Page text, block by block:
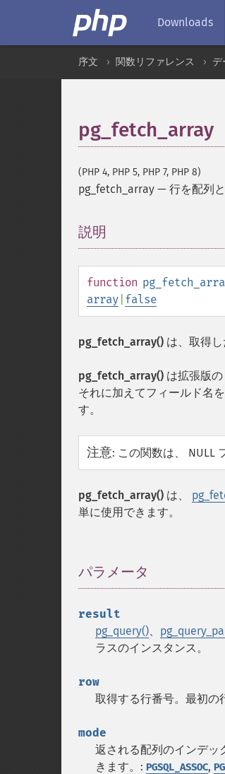
Downloads
序文 関数リファレンス デ
pg_fetch_array
(PHP 4, PHP 5, PHP 7, PHP 8)
pg_fetch_array — 行を配列
説明
function
array false
pg_fetch_array() は、取得
pg_fetch_array() は拡張版の
それに加えてフィールド名
す。
注意: この関数は、 NULL
pg_fetch_array() は、
単に使用できます。
パラメータ
result
pg_query()、
ラスのインスタンス。
row
取得する行番号。最初の
mode
返される配列のインデッ
きます。: PGSQL_ASSOC,